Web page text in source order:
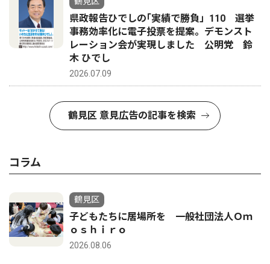
県政報告ひでしの｢実績で勝負」110 選挙
事務効率化に電子投票を提案。デモンスト
レーション会が実現しました 公明党 鈴
木 ひでし
2026.07.09
鶴見区 意見広告の記事を検索
コラム
鶴見区
子どもたちに居場所を 一般社団法人Ｏｍ
ｏｓｈｉｒｏ
2026.08.06